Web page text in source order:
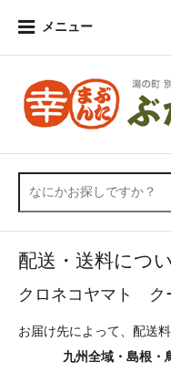
メニュー
配送・送料につ
クロネコヤマト ク
お届け先によって、配送
九州全域・島根・